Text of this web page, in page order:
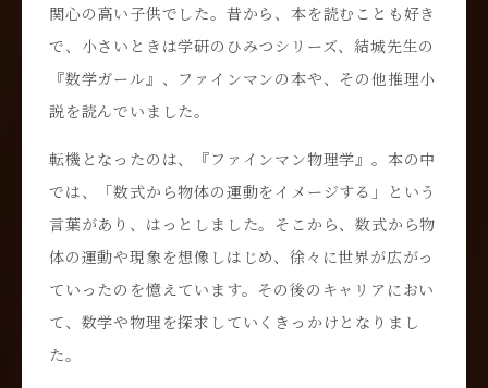
関心の高い子供でした。昔から、本を読むことも好き
で、小さいときは学研のひみつシリーズ、結城先生の
『数学ガール』、ファインマンの本や、その他推理小
説を読んでいました。
転機となったのは、『ファインマン物理学』。本の中
では、「数式から物体の運動をイメージする」という
言葉があり、はっとしました。そこから、数式から物
体の運動や現象を想像しはじめ、徐々に世界が広がっ
ていったのを憶えています。その後のキャリアにおい
て、数学や物理を探求していくきっかけとなりまし
た。